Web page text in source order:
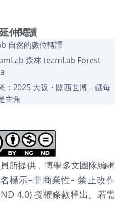
延伸閱讀
自然的數位轉譯
森林 teamLab Forest
：2025 大阪・關西世博，讓每
主角
所提供，博學多文團隊編輯
標示–非商業性– 禁止改作
ND 4.0) 授權條款釋出。若需